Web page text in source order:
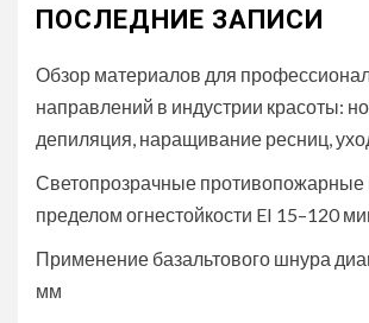
ПОСЛЕДНИЕ ЗАПИСИ
Обзор материалов для
направлений в индустрии красоты:
депиляция, наращивание ресниц,
Светопрозрачные противопожарные
пределом огнестойкости EI 15–120
Применение базальтового шнура
мм